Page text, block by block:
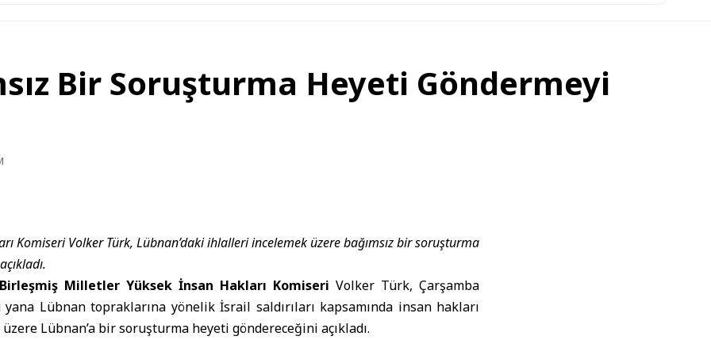
Bir Soruşturma Heyeti Göndermeyi
Komiseri Volker Türk, Lübnan’daki ihlalleri incelemek üzere bağımsız bir soruşturma
Birleşmiş Milletler Yüksek İnsan Hakları Komiseri Volker Türk, Çarşamba
Lübnan topraklarına yönelik İsrail saldırıları kapsamında insan hakları
Lübnan’a bir soruşturma heyeti göndereceğini açıkladı.